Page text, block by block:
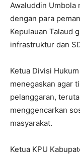
Awaluddin
dengan para
Kepulauan Talaud
infrastruktur dan
Ketua Divisi
menegaskan agar
pelanggaran,
menggencarkan
masyarakat.
Ketua KPU